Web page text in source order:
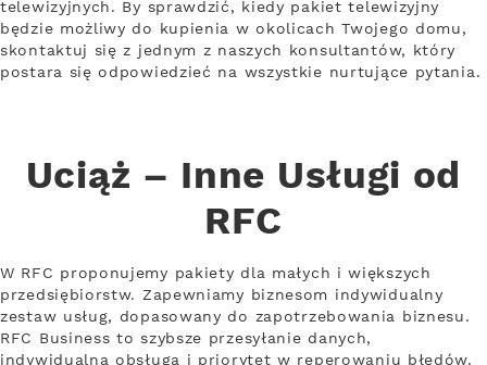
telewizyjnych. By sprawdzić, kiedy pakiet telewizyjny
będzie możliwy do kupienia w okolicach Twojego domu,
skontaktuj się z jednym z naszych konsultantów, który
postara się odpowiedzieć na wszystkie nurtujące pytania.
Uciąż – Inne Usługi od
RFC
W RFC proponujemy pakiety dla małych i większych
przedsiębiorstw. Zapewniamy biznesom indywidualny
zestaw usług, dopasowany do zapotrzebowania biznesu.
RFC Business to szybsze przesyłanie danych,
indywidualna obsługa i priorytet w reperowaniu błędów.